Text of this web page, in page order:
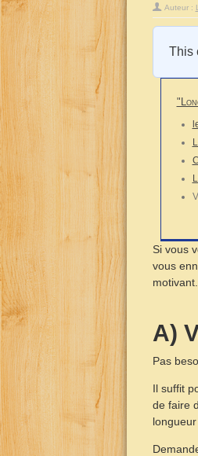
Auteur :
This
Si vous
vous
motivant.
A)
Pas
Il suffit
de faire